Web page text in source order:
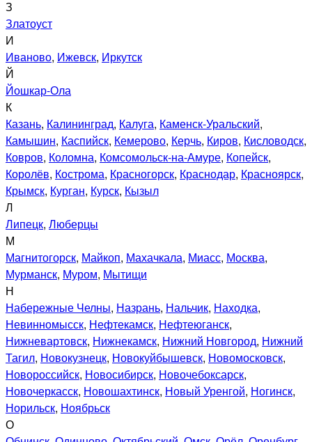
З
Златоуст
И
Иваново, Ижевск, Иркутск
Й
Йошкар-Ола
К
Казань, Калининград, Калуга, Каменск-Уральский,
Камышин, Каспийск, Кемерово, Керчь, Киров, Кисловодск,
Ковров, Коломна, Комсомольск-на-Амуре, Копейск,
Королёв, Кострома, Красногорск, Краснодар, Красноярск,
Крымск, Курган, Курск, Кызыл
Л
Липецк, Люберцы
М
Магнитогорск, Майкоп, Махачкала, Миасс, Москва,
Мурманск, Муром, Мытищи
Н
Набережные Челны, Назрань, Нальчик, Находка,
Невинномысск, Нефтекамск, Нефтеюганск,
Нижневартовск, Нижнекамск, Нижний Новгород, Нижний
Тагил, Новокузнецк, Новокуйбышевск, Новомосковск,
Новороссийск, Новосибирск, Новочебоксарск,
Новочеркасск, Новошахтинск, Новый Уренгой, Ногинск,
Норильск, Ноябрьск
О